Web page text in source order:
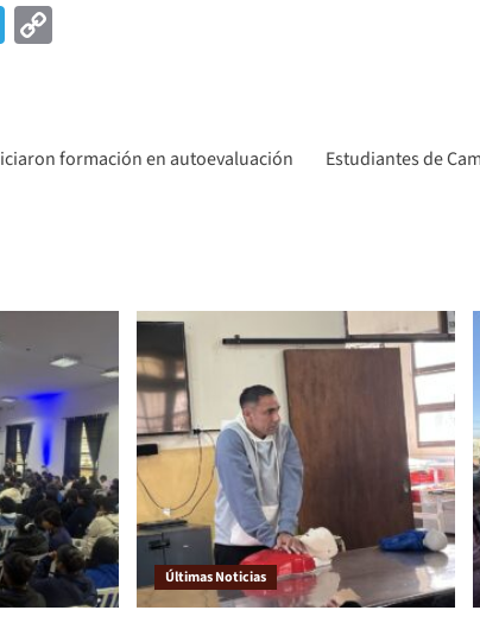
Telegram
formación en autoevaluación
Estudiantes de
Últimas Noticias